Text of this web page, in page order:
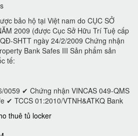
bảo hộ tại Việt nam do CỤC SỞ
2009 (được Cục Sở Hữu Trí Tuệ cấp
SHTT ngày 24/2/2009 Chứng nhận
Bank Safes III Sản phẩm sản
tế:
0059 ✔ Chứng nhận VINCAS 049-QMS
✔ TCCS 01:2010/VTNH&ATKQ Bank